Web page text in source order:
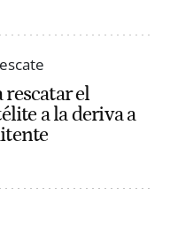
rescatar el
a la deriva a